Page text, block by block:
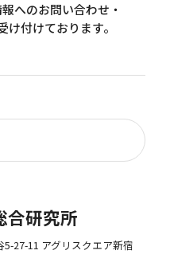
へのお問い合わせ・
付けております。
合研究所
27-11 アグリスクエア新宿